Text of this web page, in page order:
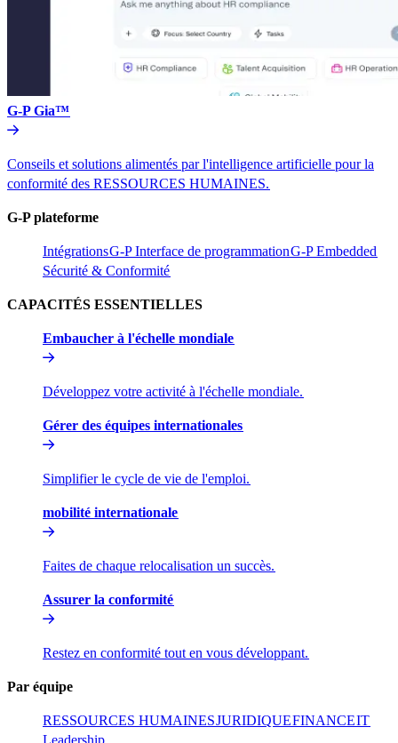
G-P Gia™​​
Conseils et solutions alimentés par l'intelligence artificielle pour la
conformité des RESSOURCES HUMAINES.​​
G-P plateforme​​
Intégrations​​G-P Interface de programmation​​G-P Embedded​​
Sécurité & Conformité​​
CAPACITÉS ESSENTIELLES​​
Embaucher à l'échelle mondiale​​
Développez votre activité à l'échelle mondiale.​​
Gérer des équipes internationales​​
Simplifier le cycle de vie de l'emploi.​​
mobilité internationale​​
Faites de chaque relocalisation un succès.​​
Assurer la conformité​​
Restez en conformité tout en vous développant.​​
Par équipe​​
RESSOURCES HUMAINES​​JURIDIQUE​​FINANCE​​IT​​
Leadership​​